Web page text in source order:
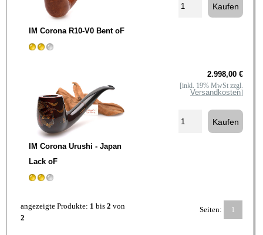
IM Corona R10-V0 Bent oF
IM Corona Urushi - Japan
Lack oF
2.998,00 €
[inkl. 19% MwSt zzgl.
Versandkosten]
angezeigte Produkte: 1 bis 2 von
2
Seiten: 1